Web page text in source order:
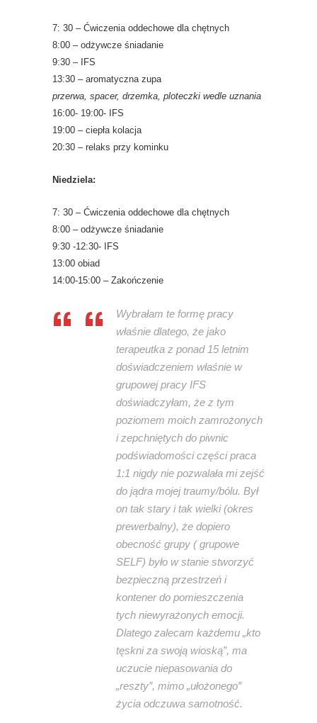
7: 30 – Ćwiczenia oddechowe dla chętnych
8:00 – odżywcze śniadanie
9:30 – IFS
13:30 – aromatyczna zupa
przerwa, spacer, drzemka, ploteczki wedle uznania
16:00- 19:00- IFS
19:00 – ciepła kolacja
20:30 – relaks przy kominku
Niedziela:
7: 30 – Ćwiczenia oddechowe dla chętnych
8:00 – odżywcze śniadanie
9:30 -12:30- IFS
13:00 obiad
14:00-15:00 – Zakończenie
Wybrałam te formę pracy
właśnie dlatego, że jako
terapeutka z ponad 15 letnim
doświadczeniem właśnie w
grupowej pracy IFS
doświadczyłam, że z tym
poziomem moich zamrożonych
i zepchniętych do piwnic
podświadomości części praca
1:1 nigdy nie pozwalała mi zejść
do jądra mojej traumy/bólu. Był
on tak stary i tak wielki (okres
prewerbalny), że dopiero
obecność grupy ( grupowe
SELF) było w stanie stworzyć
bezpieczną przestrzeń i
kontener do pomieszczenia
tych niewyrażonych emocji.
Dlatego zalecam każdemu „kto
tęskni za swoją wioską”, ma
uczucie niepasowania do
„reszty”, mimo „ułożonego”
życia odczuwa samotność.